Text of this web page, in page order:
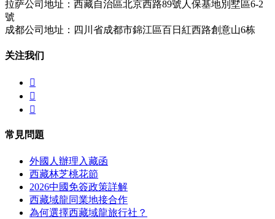
拉萨公司地址：西藏自治區北京西路89號人保基地別墅區6-2
號
成都公司地址：四川省成都市錦江區百日紅西路創意山6栋
关注我们



常見問題
外國人辦理入藏函
西藏林芝桃花節
2026中國免簽政策詳解
西藏域龍同業地接合作
為何選擇西藏域龍旅行社？